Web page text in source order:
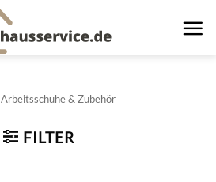
Arbeitsschuhe & Zubehör
FILTER